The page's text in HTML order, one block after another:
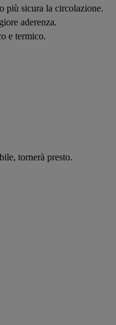
più sicura la circolazione.
aderenza.
e termico.
tornerà presto.